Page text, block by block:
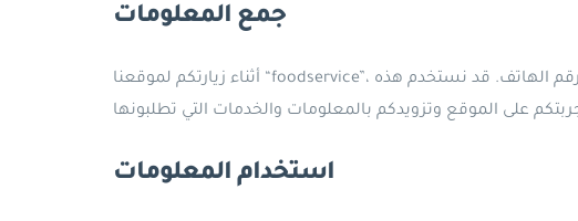
جمع المعلومات
أثناء زيارتكم لموقعنا “foodservice”، قد نقوم بجمع بعض المعلومات الشخصية التي تقدمونها طوعًا، مثل الاسم وعنوان البريد الإلكتروني ورقم الهاتف. قد نستخدم هذه
استخدام المعلومات